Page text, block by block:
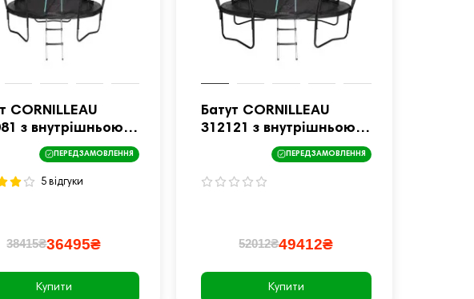
CORNILLEAU
з внутрішньою
8 футів 244 см
ПЕРЕДЗАМОВЛЕННЯ
5 відгуки
38415₴36495₴
Купити
Батут CORNILLEAU
312121 з внутрішньою
сіткою 366 см чорний
ПЕРЕДЗАМОВЛЕННЯ
52012₴49412₴
Купити